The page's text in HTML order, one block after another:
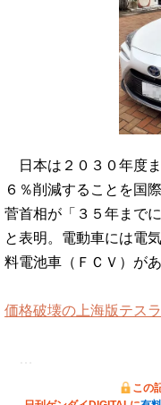
日本は２０３０年度
６％削減することを国
菅首相が「３５年まで
と表明。電動車には電
料電池車（ＦＣＶ）が
価格破壊の上海版テス
この